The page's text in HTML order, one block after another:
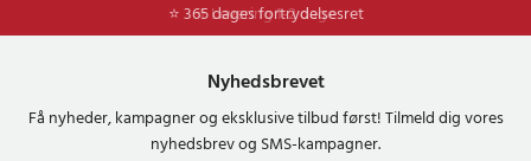
⭐ Levering 1-2 dage
⭐ 365 dages fortrydelsesret
Nyhedsbrevet
Få nyheder, kampagner og eksklusive tilbud først! Tilmeld dig vores
nyhedsbrev og SMS-kampagner.